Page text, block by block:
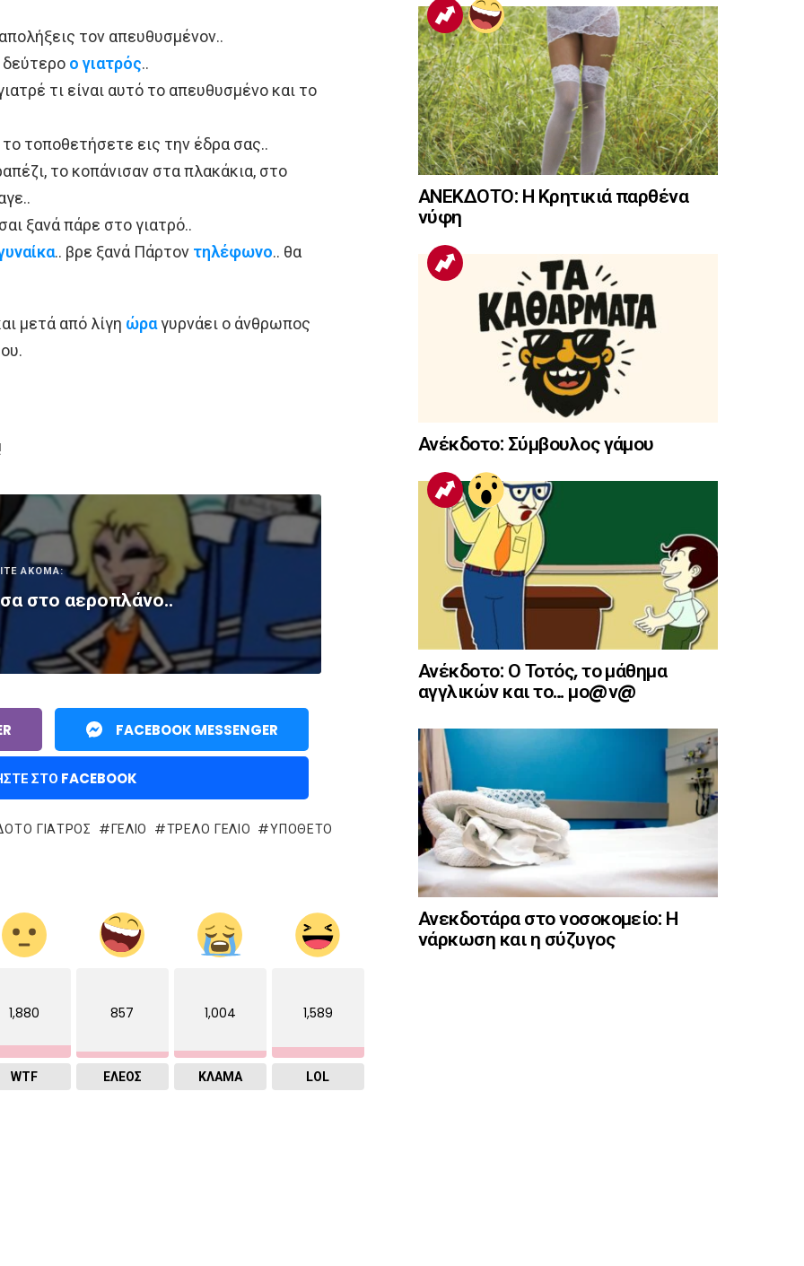
τον απευθυσµένον..
ο γιατρός..
τι είναι αυτό το απευθυσμένο και το
τοποθετήσετε εις την έδρα σας..
το κοπάνισαν στα πλακάκια, στο
ξανά πάρε στο γιατρό..
.. βρε ξανά Πάρτον τηλέφωνο.. θα
μετά από λίγη ώραγυρνάει ο άνθρωπος
ΑΚΟΜΑ:
στο αεροπλάνο..
FACEBOOK MESSENGER
ΣΤΟ FACEBOOK
ΓΙΑΤΡΌΣ ΓΈΛΙΟ ΤΡΕΛΌ ΓΈΛΙΟ ΥΠΟΘΕΤΟ
1,880
WTF
857
ΕΛΕΟΣ
1,004
ΚΛΑΜΑ
1,589
LOL
ΑΝΕΚΔΟΤΟ: Η Κρητικιά παρθένα
νύφη
Ανέκδοτο: Σύμβουλος γάμου
Ανέκδοτο: Ο Τοτός, το μάθημα
αγγλικών και το… μο@ν@
Ανεκδοτάρα στο νοσοκομείο: Η
νάρκωση και η σύζυγος